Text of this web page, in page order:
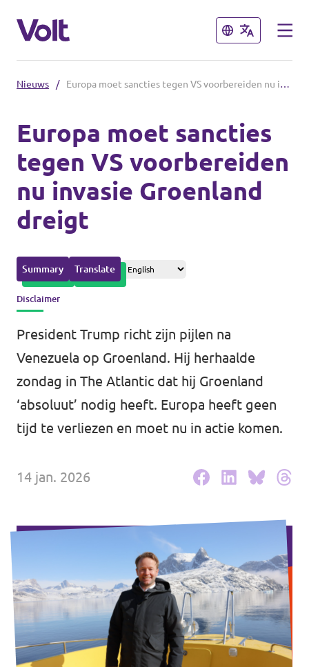
Sluiten
Volt Amsterdam
Volt Arnhem
Volt Delft
...alle Volt gemeenten
Afdelingen in de provincies
Volt Fryslân
Volt Provincie Utrecht
...alle Volt provincies
Sluiten
Standpunten
Over Volt
Nieuws
Agenda
Doneer
Word actief
Werken bij Volt
Nieuws / Europa moet sancties tegen VS voorbereiden nu invasie Groenland dreigt
Europa moet sancties
tegen VS voorbereiden
nu invasie Groenland
dreigt
Summary Translate
Disclaimer
President Trump richt zijn pijlen na
Venezuela op Groenland. Hij herhaalde
zondag in The Atlantic dat hij Groenland
‘absoluut’ nodig heeft. Europa heeft geen
tijd te verliezen en moet nu in actie komen.
14 jan. 2026